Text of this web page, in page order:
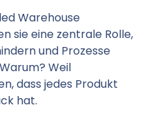
Warehouse
sie eine zentrale Rolle,
und Prozesse
Weil
dass jedes Produkt
hat.